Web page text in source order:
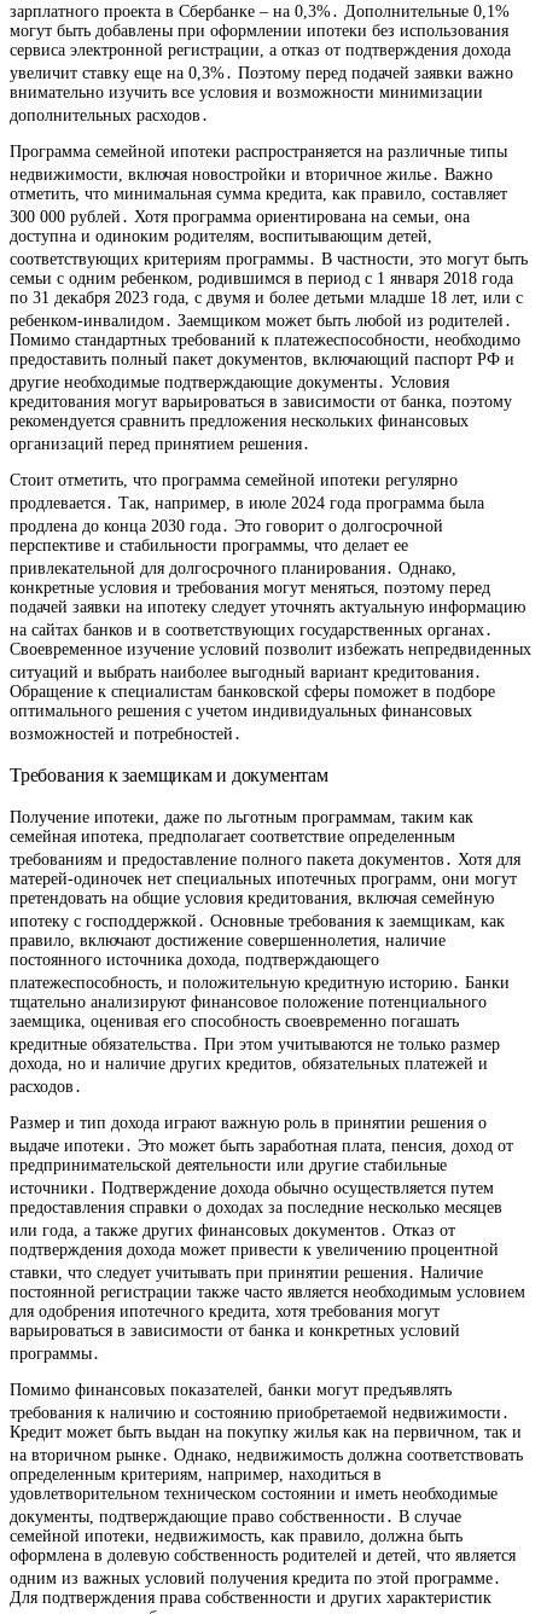
зарплатного проекта в Сбербанке – на 0,3%․ Дополнительные 0,1%
могут быть добавлены при оформлении ипотеки без использования
сервиса электронной регистрации, а отказ от подтверждения дохода
увеличит ставку еще на 0,3%․ Поэтому перед подачей заявки важно
внимательно изучить все условия и возможности минимизации
дополнительных расходов․
Программа семейной ипотеки распространяется на различные типы
недвижимости, включая новостройки и вторичное жилье․ Важно
отметить, что минимальная сумма кредита, как правило, составляет
300 000 рублей․ Хотя программа ориентирована на семьи, она
доступна и одиноким родителям, воспитывающим детей,
соответствующих критериям программы․ В частности, это могут быть
семьи с одним ребенком, родившимся в период с 1 января 2018 года
по 31 декабря 2023 года, с двумя и более детьми младше 18 лет, или с
ребенком-инвалидом․ Заемщиком может быть любой из родителей․
Помимо стандартных требований к платежеспособности, необходимо
предоставить полный пакет документов, включающий паспорт РФ и
другие необходимые подтверждающие документы․ Условия
кредитования могут варьироваться в зависимости от банка, поэтому
рекомендуется сравнить предложения нескольких финансовых
организаций перед принятием решения․
Стоит отметить, что программа семейной ипотеки регулярно
продлевается․ Так, например, в июле 2024 года программа была
продлена до конца 2030 года․ Это говорит о долгосрочной
перспективе и стабильности программы, что делает ее
привлекательной для долгосрочного планирования․ Однако,
конкретные условия и требования могут меняться, поэтому перед
подачей заявки на ипотеку следует уточнять актуальную информацию
на сайтах банков и в соответствующих государственных органах․
Своевременное изучение условий позволит избежать непредвиденных
ситуаций и выбрать наиболее выгодный вариант кредитования․
Обращение к специалистам банковской сферы поможет в подборе
оптимального решения с учетом индивидуальных финансовых
возможностей и потребностей․
Требования к заемщикам и документам
Получение ипотеки, даже по льготным программам, таким как
семейная ипотека, предполагает соответствие определенным
требованиям и предоставление полного пакета документов․ Хотя для
матерей-одиночек нет специальных ипотечных программ, они могут
претендовать на общие условия кредитования, включая семейную
ипотеку с господдержкой․ Основные требования к заемщикам, как
правило, включают достижение совершеннолетия, наличие
постоянного источника дохода, подтверждающего
платежеспособность, и положительную кредитную историю․ Банки
тщательно анализируют финансовое положение потенциального
заемщика, оценивая его способность своевременно погашать
кредитные обязательства․ При этом учитываются не только размер
дохода, но и наличие других кредитов, обязательных платежей и
расходов․
Размер и тип дохода играют важную роль в принятии решения о
выдаче ипотеки․ Это может быть заработная плата, пенсия, доход от
предпринимательской деятельности или другие стабильные
источники․ Подтверждение дохода обычно осуществляется путем
предоставления справки о доходах за последние несколько месяцев
или года, а также других финансовых документов․ Отказ от
подтверждения дохода может привести к увеличению процентной
ставки, что следует учитывать при принятии решения․ Наличие
постоянной регистрации также часто является необходимым условием
для одобрения ипотечного кредита, хотя требования могут
варьироваться в зависимости от банка и конкретных условий
программы․
Помимо финансовых показателей, банки могут предъявлять
требования к наличию и состоянию приобретаемой недвижимости․
Кредит может быть выдан на покупку жилья как на первичном, так и
на вторичном рынке․ Однако, недвижимость должна соответствовать
определенным критериям, например, находиться в
удовлетворительном техническом состоянии и иметь необходимые
документы, подтверждающие право собственности․ В случае
семейной ипотеки, недвижимость, как правило, должна быть
оформлена в долевую собственность родителей и детей, что является
одним из важных условий получения кредита по этой программе․
Для подтверждения права собственности и других характеристик